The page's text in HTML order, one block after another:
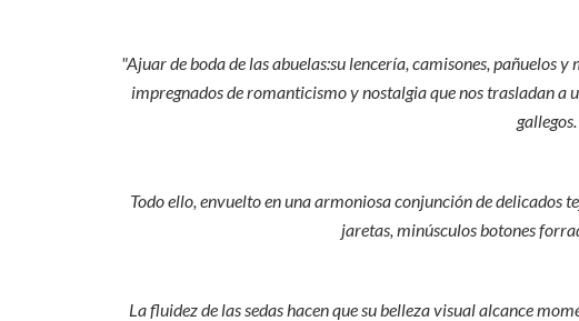
"Ajuar de boda de las abuelas:su lencería, camisones, pañuelos
impregnados de romanticismo y nostalgia que nos trasladan a
gallegos.
Todo ello, envuelto en una armoniosa conjunción de delicados
jaretas, minúsculos botones
La fluidez de las sedas hacen que su belleza visual alcance